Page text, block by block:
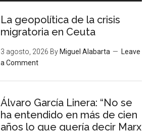
La geopolítica de la crisis
migratoria en Ceuta
3 agosto, 2026 By Miguel Alabarta
Leave
a Comment
Álvaro García Linera: “No se
ha entendido en más de cien
años lo que quería decir Marx